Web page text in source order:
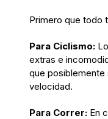
Primero que todo
Para Ciclismo:
extras e
que posiblemente
velocidad.
Para Correr: En